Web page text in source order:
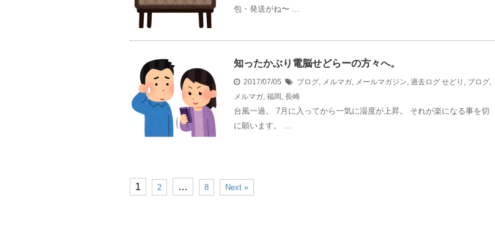
包・発送がね〜 …
知ったかぶり電脳せどらーの方々へ。
2017/07/05 ブログ, メルマガ, メールマガジン, 過去ログ せどり , ブログ,
メルマガ, 福岡 , 長崎
台風一過。 7月に入ってから一気に湿度が上昇。 それが楽になる事を切
に願います。 …
1 2 … 8 Next »